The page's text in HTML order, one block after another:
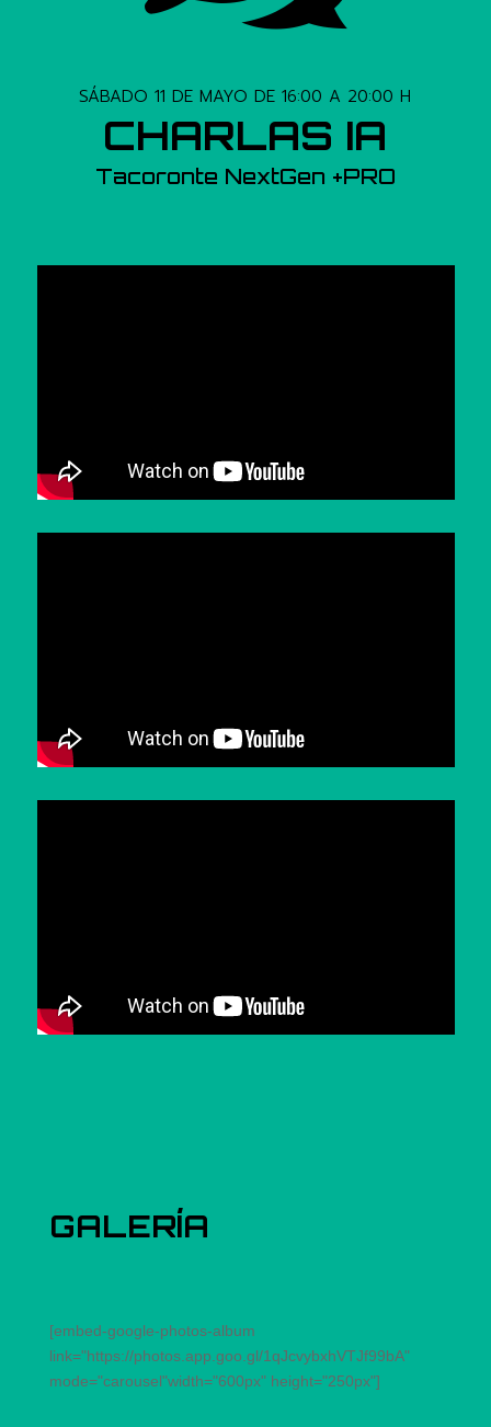
SÁBADO 11 DE MAYO DE 16:00 A 20:00 H
CHARLAS IA
Tacoronte NextGen +PRO
GALERÍA
[embed-google-photos-album
link="https://photos.app.goo.gl/1qJcvybxhVTJf99bA"
mode="carousel"width="600px" height="250px"]